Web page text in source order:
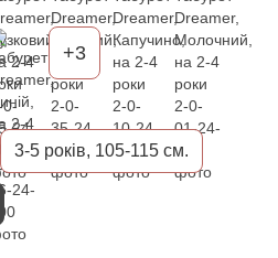
+3
3-5 років, 105-115 см.